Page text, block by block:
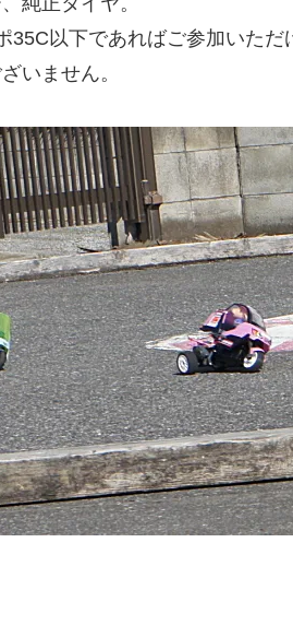
35C以下であればご参加いただ
いません。